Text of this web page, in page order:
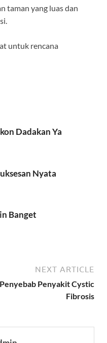
taman yang luas dan
untuk rencana
Dadakan Ya
Nyata
Banget
NEXT ARTICLE
Penyebab Penyakit Cystic
Fibrosis